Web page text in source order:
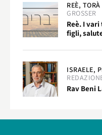
REÈ, TORÀ
GROSSER
Reè. I
figli,
ISRAELE,
Rav Beni